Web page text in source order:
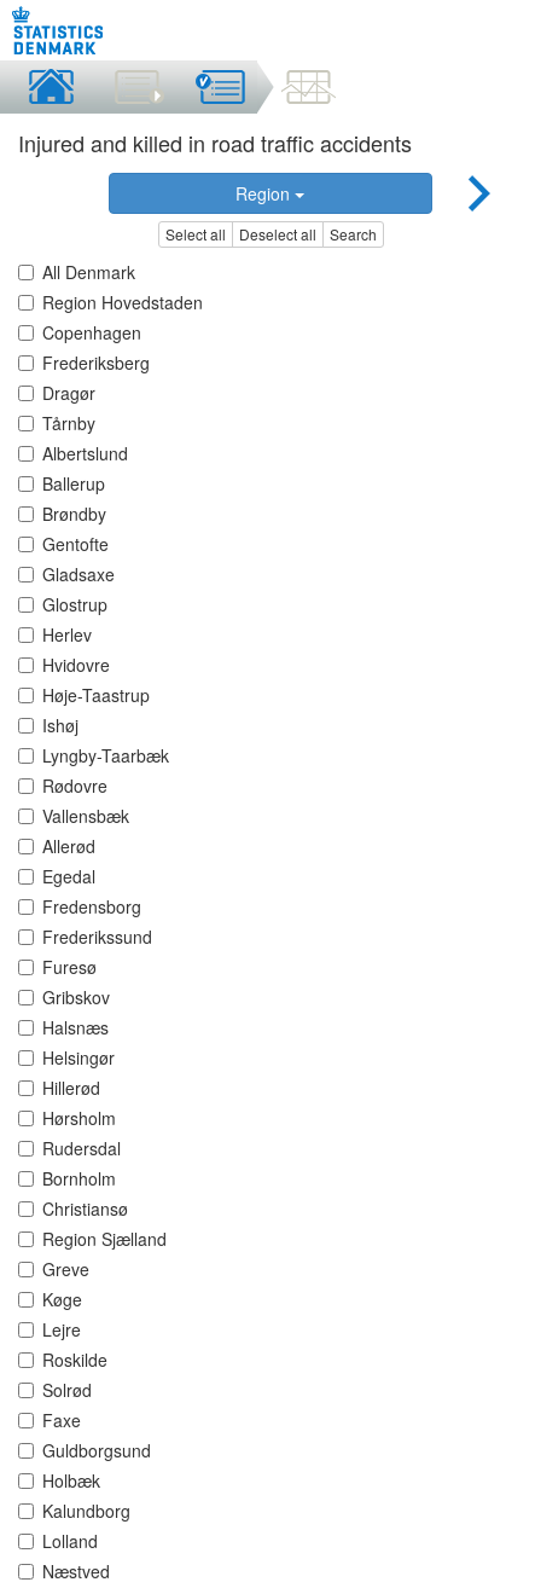
Injured and killed in road traffic accidents
Region
Select all Deselect all Search
All Denmark
Region Hovedstaden
Copenhagen
Frederiksberg
Dragør
Tårnby
Albertslund
Ballerup
Brøndby
Gentofte
Gladsaxe
Glostrup
Herlev
Hvidovre
Høje-Taastrup
Ishøj
Lyngby-Taarbæk
Rødovre
Vallensbæk
Allerød
Egedal
Fredensborg
Frederikssund
Furesø
Gribskov
Halsnæs
Helsingør
Hillerød
Hørsholm
Rudersdal
Bornholm
Christiansø
Region Sjælland
Greve
Køge
Lejre
Roskilde
Solrød
Faxe
Guldborgsund
Holbæk
Kalundborg
Lolland
Næstved